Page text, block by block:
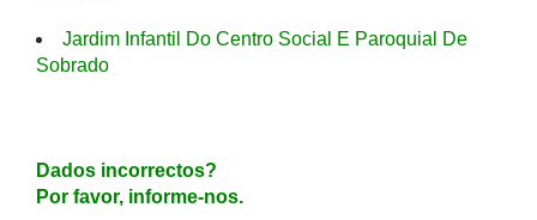
Jardim Infantil Do Centro Social E Paroquial De
Sobrado
Dados incorrectos?
Por favor, informe-nos.